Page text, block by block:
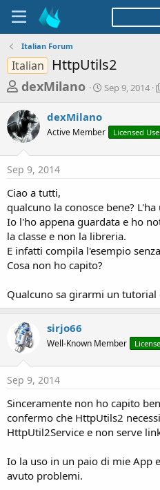
Italian Forum
Italian HttpUtils2
T
r
e
a
d
s
t
a
r
t
r
dexMilano
S
t
a
Sep 9, 2014
dexMilano
Active Member Licensed
Sep 9, 2014
Ciao a tutti,
qualcuno la conosce bene? L'ha
Io l'ho appena guardata e ho
la classe e non la libreria.
E infatti compila l'esempio
Cosa non ho capito?
Qualcuno sa girarmi un tutorial
sirjo66
Well-Known Member
Sep 9, 2014
Sinceramente non ho capito
confermo che HttpUtils2
HttpUtil2Service e non serve
Io la uso in un paio di mie App
avuto problemi.